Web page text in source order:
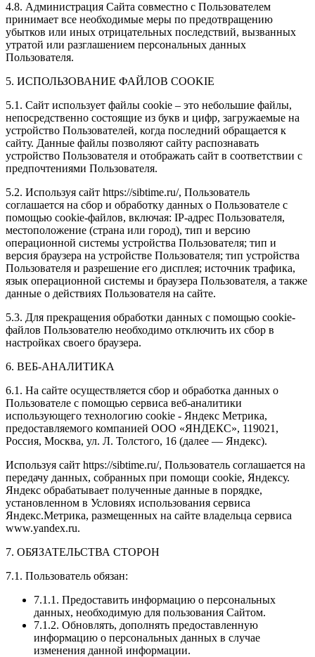
4.8. Администрация Сайта совместно с Пользователем
принимает все необходимые меры по предотвращению
убытков или иных отрицательных последствий, вызванных
утратой или разглашением персональных данных
Пользователя.
5. ИСПОЛЬЗОВАНИЕ ФАЙЛОВ COOKIE
5.1. Сайт использует файлы cookie – это небольшие файлы,
непосредственно состоящие из букв и цифр, загружаемые на
устройство Пользователей, когда последний обращается к
сайту. Данные файлы позволяют сайту распознавать
устройство Пользователя и отображать сайт в соответствии с
предпочтениями Пользователя.
5.2. Используя сайт https://sibtime.ru/, Пользователь
соглашается на сбор и обработку данных о Пользователе с
помощью cookie-файлов, включая: IP-адрес Пользователя,
местоположение (страна или город), тип и версию
операционной системы устройства Пользователя; тип и
версия браузера на устройстве Пользователя; тип устройства
Пользователя и разрешение его дисплея; источник трафика,
язык операционной системы и браузера Пользователя, а также
данные о действиях Пользователя на сайте.
5.3. Для прекращения обработки данных с помощью cookie-
файлов Пользователю необходимо отключить их сбор в
настройках своего браузера.
6. ВЕБ-АНАЛИТИКА
6.1. На сайте осуществляется сбор и обработка данных о
Пользователе с помощью сервиса веб-аналитики
использующего технологию cookie - Яндекс Метрика,
предоставляемого компанией ООО «ЯНДЕКС», 119021,
Россия, Москва, ул. Л. Толстого, 16 (далее — Яндекс).
Используя сайт https://sibtime.ru/, Пользователь соглашается на
передачу данных, собранных при помощи cookie, Яндексу.
Яндекс обрабатывает полученные данные в порядке,
установленном в Условиях использования сервиса
Яндекс.Метрика, размещенных на сайте владельца сервиса
www.yandex.ru.
7. ОБЯЗАТЕЛЬСТВА СТОРОН
7.1. Пользователь обязан:
7.1.1. Предоставить информацию о персональных
данных, необходимую для пользования Сайтом.
7.1.2. Обновлять, дополнять предоставленную
информацию о персональных данных в случае
изменения данной информации.